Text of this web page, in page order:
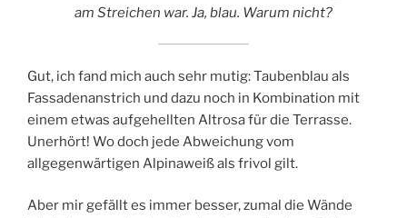
am Streichen war. Ja, blau. Warum nicht?
Gut, ich fand mich auch sehr mutig: Taubenblau als
Fassadenanstrich und dazu noch in Kombination mit
einem etwas aufgehellten Altrosa für die Terrasse.
Unerhört! Wo doch jede Abweichung vom
allgegenwärtigen Alpinaweiß als frivol gilt.
Aber mir gefällt es immer besser, zumal die Wände